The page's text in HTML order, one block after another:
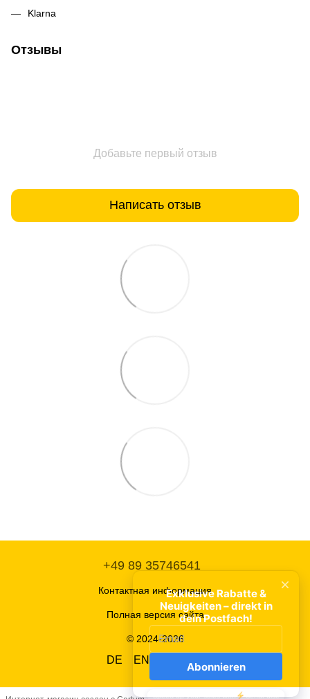
Klarna
Отзывы
Добавьте первый отзыв
Написать отзыв
+49 89 35746541
Контактная информация
Полная версия сайта
© 2024-2026
DE EN